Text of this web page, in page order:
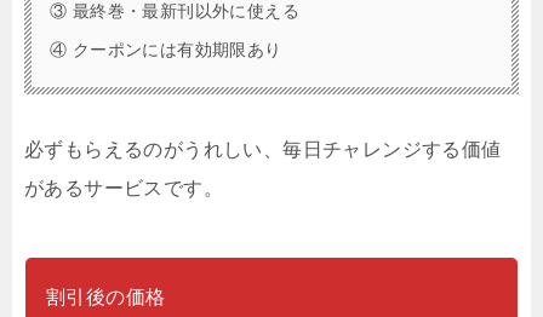
③ 最終巻・最新刊以外に使える
④ クーポンには有効期限あり
必ずもらえるのがうれしい、毎日チャレンジする価値
があるサービスです。
割引後の価格